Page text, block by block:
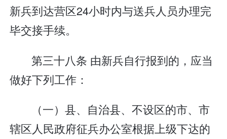
新兵到达营区24小时内与送兵人员办理完
毕交接手续。
第三十八条 由新兵自行报到的，应当
做好下列工作：
（一）县、自治县、不设区的市、市
辖区人民政府征兵办公室根据上级下达的